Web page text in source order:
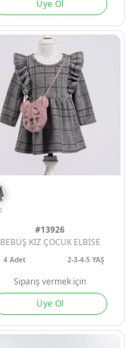
HAKI KIREMIT
Üye Ol
#13926
BEBÜŞ KIZ ÇOCUK ELBİSE
4 Adet 2-3-4-5 YAŞ
Sipariş vermek için
Üye Ol